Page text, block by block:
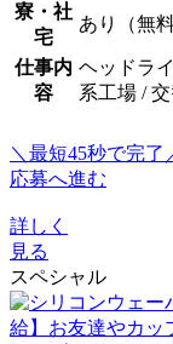
寮・社
宅
あり（無料
仕事内
容
ヘッドラ
系工場 / 交
＼最短45秒で完了
応募へ進む
詳しく
見る
スペシャル